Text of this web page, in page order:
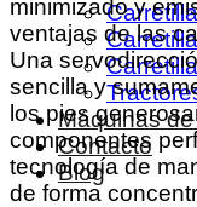
Máquinas
Contacto
Blog
minimizado y
ventajas de las
Una
sencilla y
los pies
componentes
tecnología de
de forma